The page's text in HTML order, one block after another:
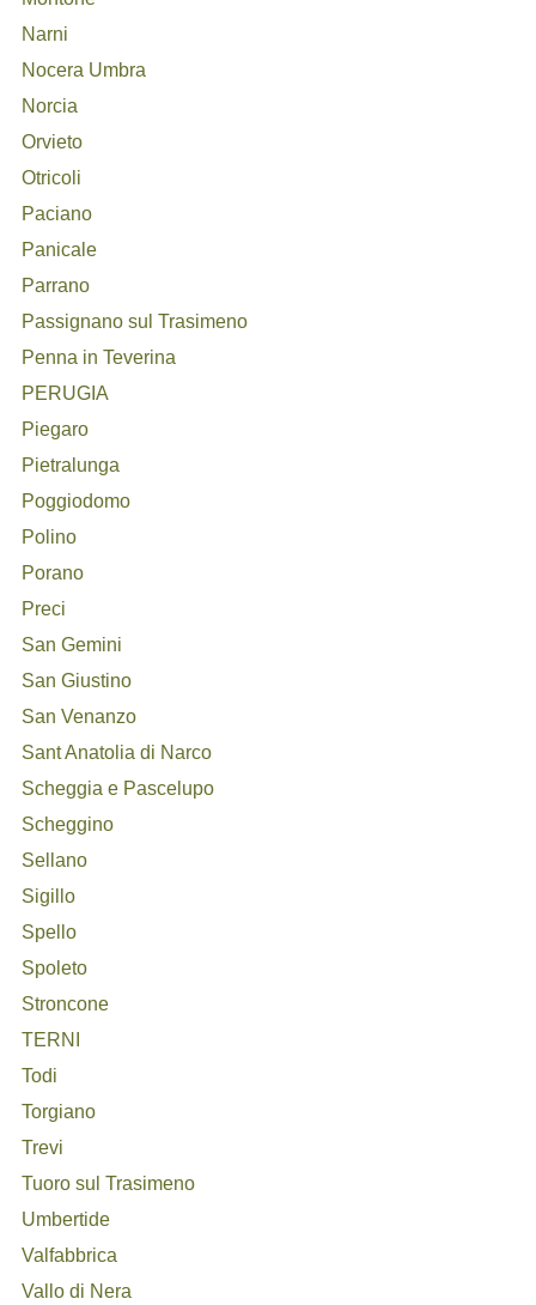
Narni
Nocera Umbra
Norcia
Orvieto
Otricoli
Paciano
Panicale
Parrano
Passignano sul Trasimeno
Penna in Teverina
PERUGIA
Piegaro
Pietralunga
Poggiodomo
Polino
Porano
Preci
San Gemini
San Giustino
San Venanzo
Sant Anatolia di Narco
Scheggia e Pascelupo
Scheggino
Sellano
Sigillo
Spello
Spoleto
Stroncone
TERNI
Todi
Torgiano
Trevi
Tuoro sul Trasimeno
Umbertide
Valfabbrica
Vallo di Nera